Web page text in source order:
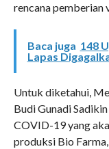
rencana pemberian
Baca juga 148
Lapas
Untuk diketahui,
Budi Gunadi
COVID-19 yang
produksi Bio